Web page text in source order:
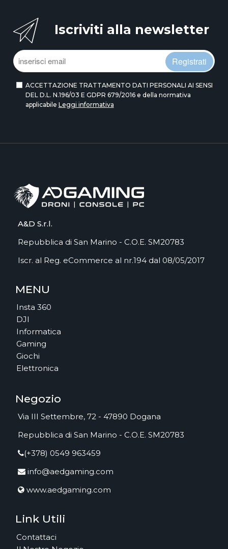
Iscriviti alla newsletter
Registrati
ACCETTAZIONE TRATTAMENTO DATI PERSONALI AI SENSI
DEL D.L. N.196/03 E GDPR 679/2016 e della normativa
applicabile Leggi informativa
A&D S.r.l.
Repubblica di San Marino - C.O.E. SM20783
Iscr. al Reg. eCommerce al nr.194 dal 08/05/2017
MENU
Insta 360
DJI
Informatica
Gaming
Giochi
Elettronica
Negozio
Via III Settembre, 72 - 47890 Dogana
Repubblica di San Marino - C.O.E. SM20783
(+378) 0549 963459
info@aedgaming.com
www.aedgaming.com
Link Utili
Contattaci